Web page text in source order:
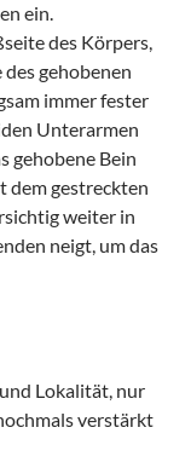
ein.
des Körpers,
gehobenen
immer fester
Unterarmen
gehobene Bein
dem gestreckten
weiter in
neigt, um das
Lokalität, nur
verstärkt